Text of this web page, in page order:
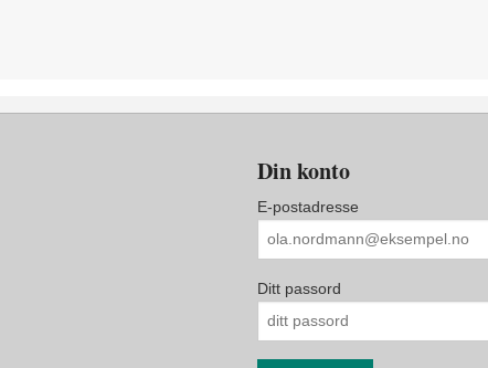
Din konto
E-postadresse
Ditt passord